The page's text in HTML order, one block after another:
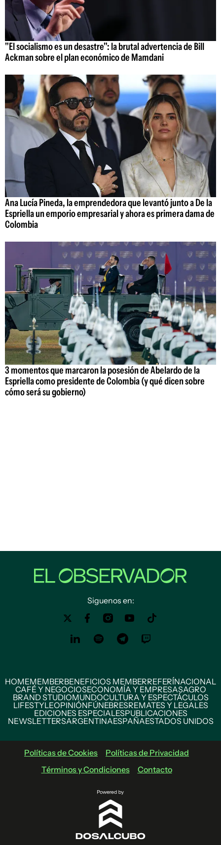
"El socialismo es un desastre": la brutal advertencia de Bill
Ackman sobre el plan económico de Mamdani
Ana Lucía Pineda, la emprendedora que levantó junto a De la
Espriella un emporio empresarial y ahora es primera dama de
Colombia
3 momentos que marcaron la posesión de Abelardo de la
Espriella como presidente de Colombia (y qué dicen sobre
cómo será su gobierno)
Siguenos en:
HOMEMEMBERBENEFICIOS MEMBERREFERÍNACIONAL
CAFÉ Y NEGOCIOSECONOMÍA Y EMPRESASAGRO
BRAND STUDIOMUNDOCULTURA Y ESPECTÁCULOS
LIFESTYLEOPINIÓNFÚNEBRESREMATES Y LEGALES
EDICIONES ESPECIALESPUBLICACIONES
NEWSLETTERSARGENTINAESPAÑAESTADOS UNIDOS
Políticas de Cookies
Políticas de Privacidad
Términos y Condiciones
Contacto